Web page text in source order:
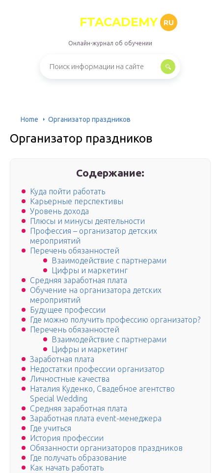
FTACADEMY RU
Онлайн-журнал об обучении
Home Организатор праздников
Организатор праздников
Содержание:
Куда пойти работать
Карьерные перспективы
Уровень дохода
Плюсы и минусы деятельности
Профессия – организатор детских
мероприятий
Перечень обязанностей
Взаимодействие с партнерами
Цифры и маркетинг
Средняя заработная плата
Обучение на организатора детских
мероприятий
Будущее профессии
Где можно получить профессию организатор?
Перечень обязанностей
Взаимодействие с партнерами
Цифры и маркетинг
Заработная плата
Недостатки профессии организатор
Личностные качества
Наталия Куденко, Свадебное агентство
Special Wedding
Средняя заработная плата
Заработная плата event-менеджера
Где учиться
История профессии
Обязанности организаторов праздников
Где получать образование
Как начать работать